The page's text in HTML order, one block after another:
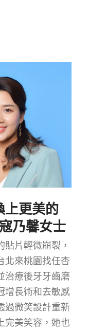
更美的
乃馨女士
片輕微崩裂，
北來桃園找任杏
治療後牙牙齒磨
增長術和去敏感
過微笑設計重新
完美笑容，她也